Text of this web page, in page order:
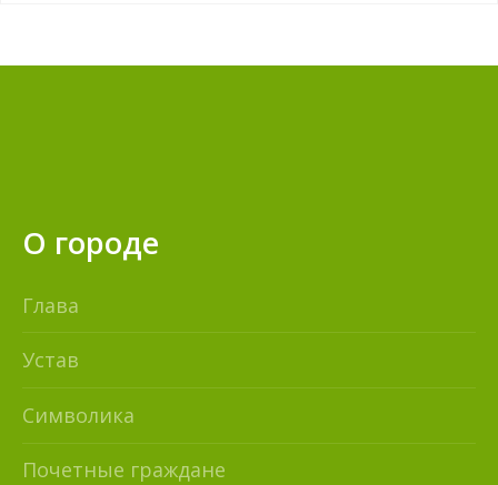
О городе
Глава
Устав
Символика
Почетные граждане